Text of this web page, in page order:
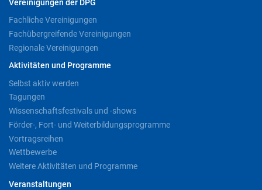
Vereinigungen der DPG
Fachliche Vereinigungen
Fachübergreifende Vereinigungen
Regionale Vereinigungen
Aktivitäten und Programme
Selbst aktiv werden
Tagungen
Wissenschaftsfestivals und -shows
Förder-, Fort- und Weiterbildungsprogramme
Vortragsreihen
Wettbewerbe
Weitere Aktivitäten und Programme
Veranstaltungen